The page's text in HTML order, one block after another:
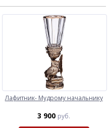
Лафитник- Мудрому начальнику
3 900 руб.